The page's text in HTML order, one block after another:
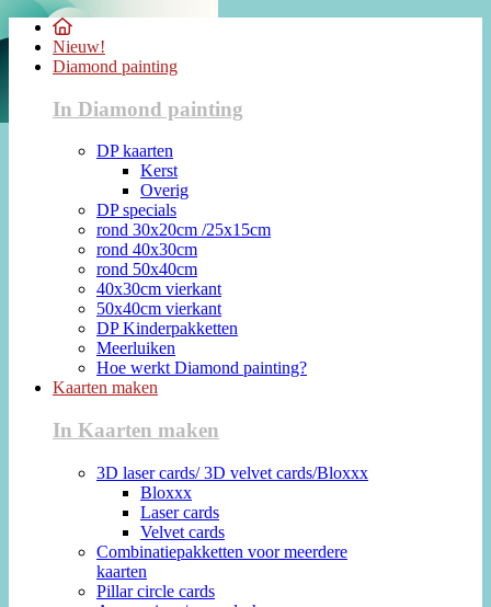
Nieuw!
Diamond painting
In Diamond painting
DP kaarten
Kerst
Overig
DP specials
rond 30x20cm /25x15cm
rond 40x30cm
rond 50x40cm
40x30cm vierkant
50x40cm vierkant
DP Kinderpakketten
Meerluiken
Hoe werkt Diamond painting?
Kaarten maken
In Kaarten maken
3D laser cards/ 3D velvet cards/Bloxxx
Bloxxx
Laser cards
Velvet cards
Combinatiepakketten voor meerdere
kaarten
Pillar circle cards